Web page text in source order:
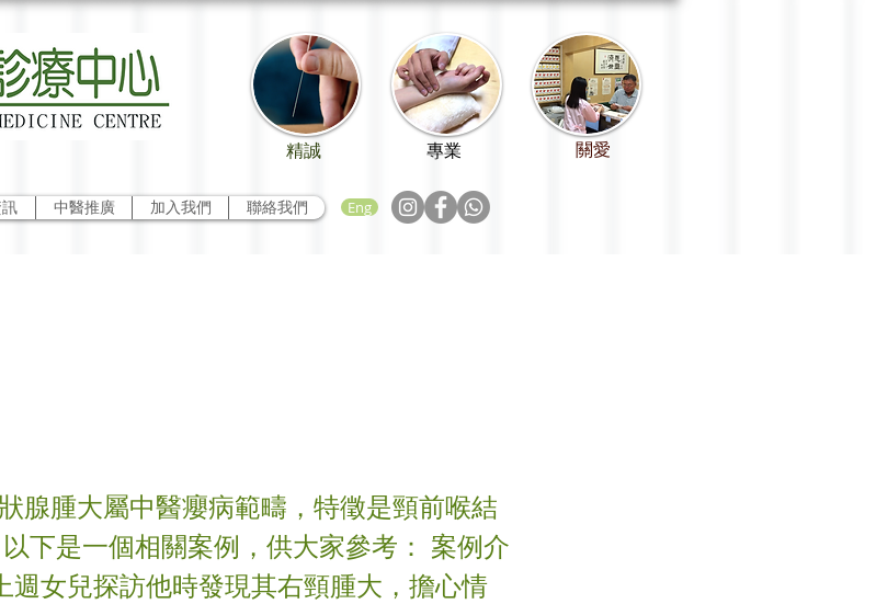
精誠
中醫推廣 加入我們 聯絡我們 Eng
專業 關愛
腺腫大屬中醫癭病範疇，特徵是頸前喉結
下是一個相關案例，供大家參考： 案例介
週女兒探訪他時發現其右頸腫大，擔心情